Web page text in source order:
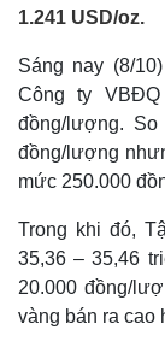
1.241 USD/oz.
Sáng nay (8/
Công ty
đồng/lượng.
đồng/lượng
mức 250.000
Trong khi đó,
35,36 – 35,46
20.000 đồng/
vàng bán ra cao